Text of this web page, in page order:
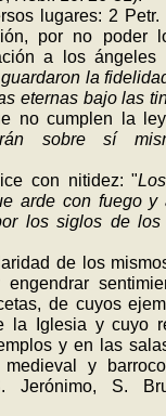
lugares: 2 Petr.
por no poder
a los
la
eternas bajo las
no cumplen la
sobre sí
con nitidez: "
arde con fuego y
los siglos de los
de los
de cuyos
la Iglesia y cuyo
y en las
y
Jerónimo, S.